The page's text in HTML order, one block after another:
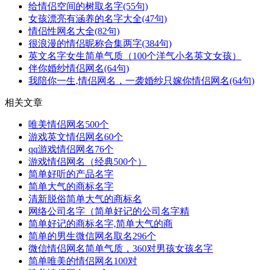
给情侣空间的树取名字(55句)
女孩漂亮有涵养的名字大全(47句)
情侣性网名大全(82句)
很浪漫的情侣昵称合集两字(384句)
英文名字女生简单气质（100个洋气小名英文女孩）
伴你婚纱情侣网名(64句)
我陪你一生,情侣网名，一袭婚纱只嫁你情侣网名(64句)
相关文章
唯美情侣网名500个
游戏英文情侣网名60个
qq游戏情侣网名76个
游戏情侣网名（经典500个）
简单好听的产品名字
简单大气的商标名字
清新脱俗简单大气的商标名
网络公司名字（简单好记的公司名字精
简单好记的商标名字,简单大气的商
简单的男生微信网名取名296个
微信情侣网名简单气质，360对男孩女孩名字
简单唯美的情侣网名100对